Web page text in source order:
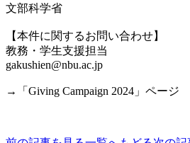
文部科学省
【本件に関するお問い合わせ】
教務・学生支援担当
gakushien@nbu.ac.jp
→「Giving Campaign 2024」ページ